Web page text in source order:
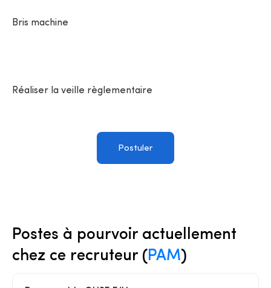
Bris machine
Réaliser la veille règlementaire
Postuler
Postes à pourvoir actuellement
chez ce recruteur (PAM)